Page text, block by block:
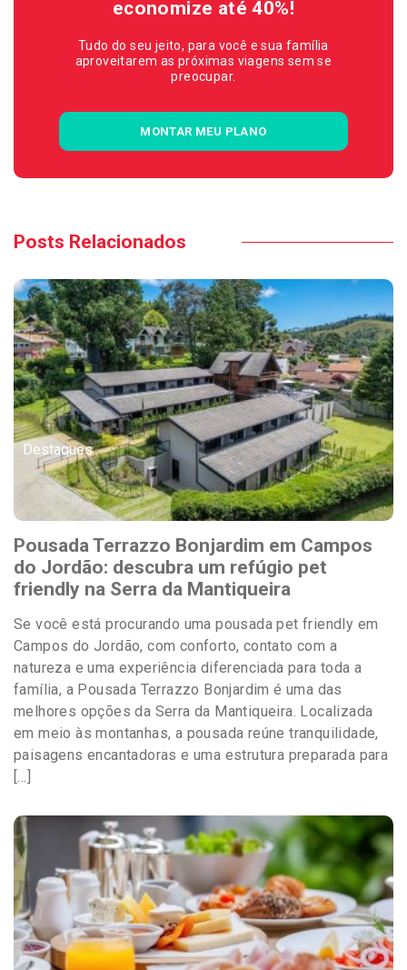
economize até 40%!
Tudo do seu jeito, para você e sua família
aproveitarem as próximas viagens sem se
preocupar.
MONTAR MEU PLANO
Posts Relacionados
Destaques
Pousada Terrazzo Bonjardim em Campos
do Jordão: descubra um refúgio pet
friendly na Serra da Mantiqueira
Se você está procurando uma pousada pet friendly em
Campos do Jordão, com conforto, contato com a
natureza e uma experiência diferenciada para toda a
família, a Pousada Terrazzo Bonjardim é uma das
melhores opções da Serra da Mantiqueira. Localizada
em meio às montanhas, a pousada reúne tranquilidade,
paisagens encantadoras e uma estrutura preparada para
[…]